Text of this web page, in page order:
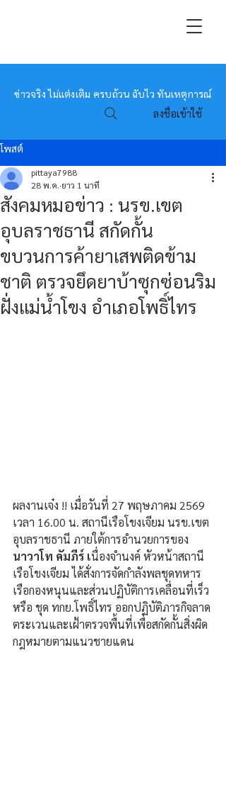
หมอข่าว
ข่าวจริง ไม่แต่งเติม ครบถ้วน ฉับไว ทันเหตุการณ์
ลงชื่อเข้าใช้
โพสต์
สังคมหมอข่าว : นรข.เขต
อุบลราชธานี สกัดกั้น
ขบวนการค้ายาเสพติดข้าม
ชาติ ตรวจยึดยาบ้าซุกซ่อนริม
ฝั่งแม่น้ำโขง อำเภอโพธิ์ไทร
pittaya7988
28 พ.ค. ยาว 1 นาที
ผลงานเจ๋ง !! เมื่อวันที่ 27 พฤษภาคม 2569
เวลา 16.00 น. สถานีเรือโขงเจียม นรข.เขต
อุบลราชธานี ภายใต้การอำนวยการของ
นาวาโท คัมภีร์ เนื่องจำนงค์ หัวหน้าสถานี
เรือโขงเจียม ได้สั่งการจัดกำลังพลชุดทหาร
เรือกองหนุนและส่วนปฏิบัติการเคลื่อนที่เร็ว
หรือ ชุด ทกย.โพธิ์ไทร ออกปฏิบัติภารกิจลาด
ตระเวนและเฝ้าตรวจพื้นที่เพื่อสกัดกั้นสิ่งผิด
กฎหมายตามแนวชายแดน